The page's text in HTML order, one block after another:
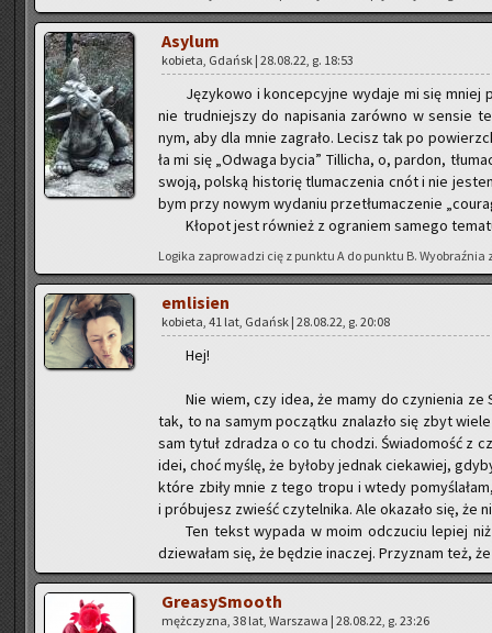
Asy­lum
ko­bie­ta, Gdańsk | 28.08.22, g. 18:53
Ję­zy­ko­wo i kon­cep­cyj­ne wy­da­je mi się mniej
nie trud­niej­szy do na­pi­sa­nia za­rów­no w sen­sie
nym, aby dla mnie za­gra­ło. Le­cisz tak po
ła mi się „Od­wa­ga bycia” Til­li­cha, o, par­don,
swoją, pol­ską hi­sto­rię tlu­ma­cze­nia cnót i nie
bym przy nowym wy­da­niu prze­tłu­ma­cze­nie
Kło­pot jest rów­nież z ogra­niem sa­me­go
Lo­gi­ka za­pro­wa­dzi cię z punk­tu A do punk­tu B. Wy­obraź­nia
em­li­sien
ko­bie­ta, 41 lat, Gdańsk | 28.08.22, g. 20:08
Hej!
Nie wiem, czy idea, że mamy do czy­nie­nia ze
tak, to na samym po­cząt­ku zna­la­zło się zbyt
sam tytuł zdra­dza o co tu cho­dzi. Świa­do­mość z
idei, choć myślę, że by­ło­by jed­nak cie­ka­wiej,
które zbiły mnie z tego tropu i wtedy
i pró­bu­jesz zwieść czy­tel­ni­ka. Ale oka­za­ło się, że
Ten tekst wy­pa­da w moim od­czu­ciu le­piej
dzie­wa­łam się, że bę­dzie ina­czej. Przy­znam też,
Gre­asy­Smo­oth
męż­czy­zna, 38 lat, War­sza­wa | 28.08.22, g. 23:26